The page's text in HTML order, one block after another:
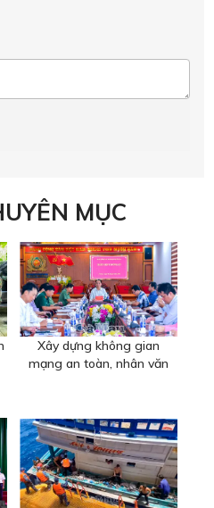
MỤC
Xây dựng không gian
mạng an toàn, nhân văn